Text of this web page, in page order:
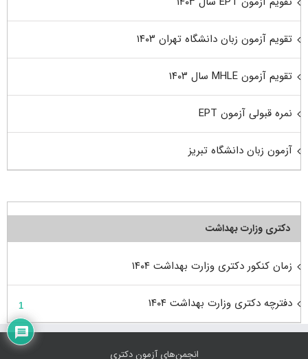
تقویم آزمون زبان دانشگاه تهران ۱۴۰۳
تقویم آزمون MHLE سال ۱۴۰۳
نمره قبولی آزمون EPT
آزمون زبان دانشگاه تبریز
دکتری وزارت بهداشت
زمان کنکور دکتری وزارت بهداشت ۱۴۰۴
دفترچه دکتری وزارت بهداشت ۱۴۰۴
انجمن‌های آزمون دکتری
1